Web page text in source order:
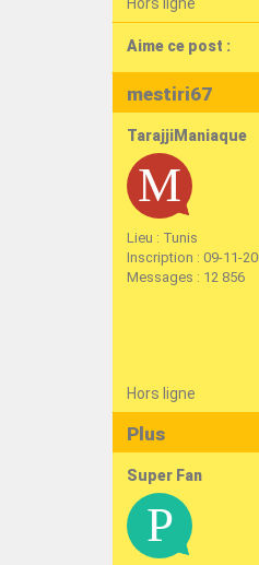
Aime ce post :
mestiri67
TarajjiManiaque
Lieu : Tunis
Inscription : 09-11-
Messages : 12 856
Hors ligne
Plus
Super Fan